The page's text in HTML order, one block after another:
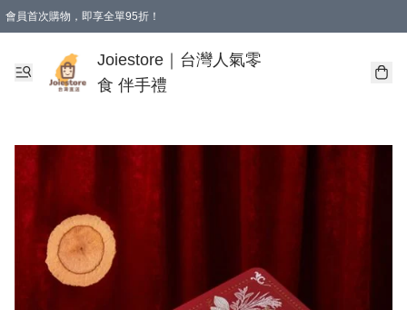
會員首次購物，即享全單95折！
購物滿 HKD 350.00即享免運費優惠！（適用於 本地送貨、本地取貨 )
Joiestore｜台灣人氣零
食 伴手禮